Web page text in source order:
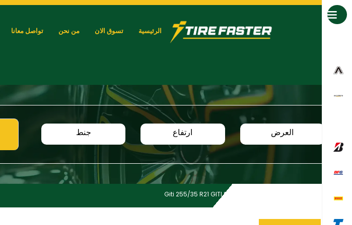
الرئيسية تسوق الان من نحن تواصل معانا
العرض ارتفاع جنط
Giti 255/35 R21 GITI SPORT S2 BSW